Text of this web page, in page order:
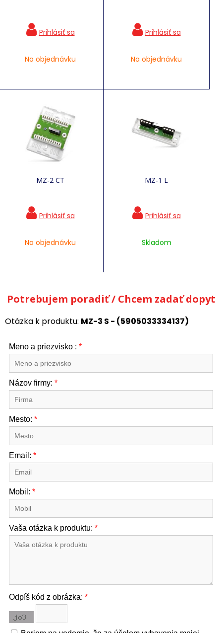
Na objednávku Na objednávku
MZ-2 CT
Na objednávku
MZ-1 L
Skladom
Potrebujem poradiť / Chcem zadať dopyt
Otázka k produktu: MZ-3 S - (5905033334137)